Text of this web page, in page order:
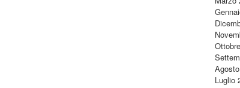
Luglio